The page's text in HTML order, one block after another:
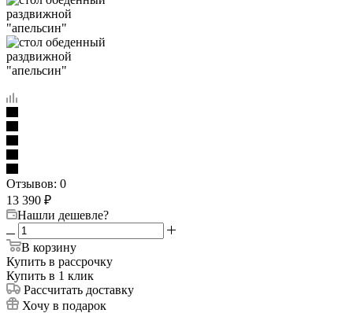
Отзывов: 0
13 390 ₽
Нашли дешевле?
В корзину
Купить в рассрочку
Купить в 1 клик
Рассчитать доставку
Хочу в подарок